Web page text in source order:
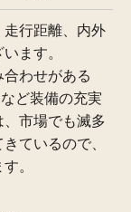
走行距離、内外
ます。
わせがある
ど装備の充実
市場でも滅多
ているので、
。